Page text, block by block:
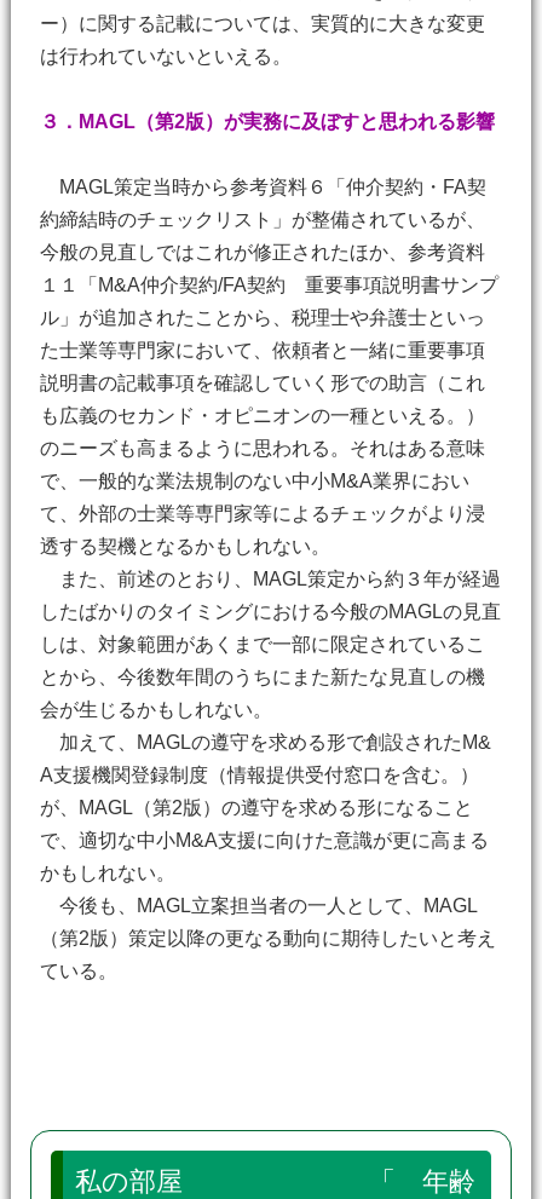
ー）に関する記載については、実質的に大きな変更
は行われていないといえる。
３．MAGL（第2版）が実務に及ぼすと思われる影響
MAGL策定当時から参考資料６「仲介契約・FA契
約締結時のチェックリスト」が整備されているが、
今般の見直しではこれが修正されたほか、参考資料
１１「M&A仲介契約/FA契約 重要事項説明書サンプ
ル」が追加されたことから、税理士や弁護士といっ
た士業等専門家において、依頼者と一緒に重要事項
説明書の記載事項を確認していく形での助言（これ
も広義のセカンド・オピニオンの一種といえる。）
のニーズも高まるように思われる。それはある意味
で、一般的な業法規制のない中小M&A業界におい
て、外部の士業等専門家等によるチェックがより浸
透する契機となるかもしれない。
また、前述のとおり、MAGL策定から約３年が経過
したばかりのタイミングにおける今般のMAGLの見直
しは、対象範囲があくまで一部に限定されているこ
とから、今後数年間のうちにまた新たな見直しの機
会が生じるかもしれない。
加えて、MAGLの遵守を求める形で創設されたM&
A支援機関登録制度（情報提供受付窓口を含む。）
が、MAGL（第2版）の遵守を求める形になること
で、適切な中小M&A支援に向けた意識が更に高まる
かもしれない。
今後も、MAGL立案担当者の一人として、MAGL
（第2版）策定以降の更なる動向に期待したいと考え
ている。
私の部屋 「 年齢